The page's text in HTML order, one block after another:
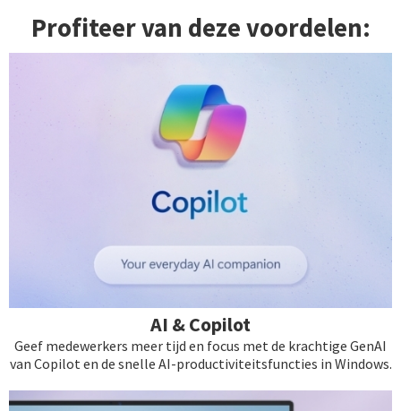
Profiteer van deze voordelen:
AI & Copilot
Geef medewerkers meer tijd en focus met de krachtige GenAI
van Copilot en de snelle AI-productiviteitsfuncties in Windows.